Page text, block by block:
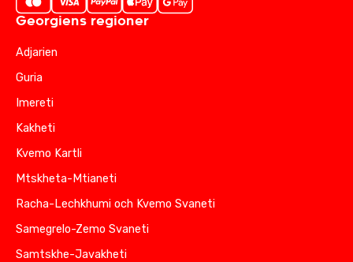
Georgiens regioner
Adjarien
Guria
Imereti
Kakheti
Kvemo Kartli
Mtskheta-Mtianeti
Racha-Lechkhumi och Kvemo Svaneti
Samegrelo-Zemo Svaneti
Samtskhe-Javakheti